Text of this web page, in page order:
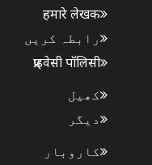
हमारे लेखक
رابطہ کریں
प्राइवेसी पॉलिसी
کھیل
دیگر
کاروبار